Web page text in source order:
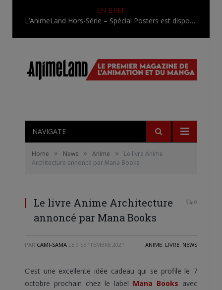
EN BREF
L’AnimeLand Hors-Série – Spécial Posters est disponible !
NAVIGATE
Home » News » Anime »
Le livre Anime
Architecture annoncé par Mana Books
Le livre Anime Architecture
annoncé par Mana Books
0
PAR CAMI-SAMA LE 9 SEPTEMBRE 2021 ANIME, LIVRE, NEWS
C’est une excellente idée cadeau qui se profile le 7
octobre prochain chez le label Mana Books avec